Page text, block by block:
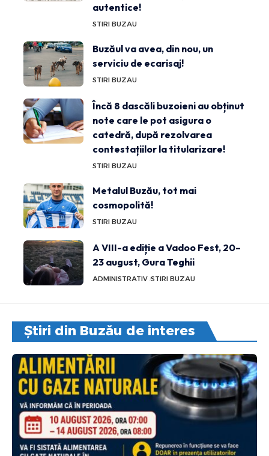
autentice!
STIRI BUZAU
Buzăul va avea, din nou, un
serviciu de ecarisaj!
STIRI BUZAU
Încă 8 dascăli buzoieni au obținut
note care le pot asigura o
catedră, după rezolvarea
contestațiilor la titularizare!
STIRI BUZAU
Metalul Buzău, tot mai
cosmopolită!
STIRI BUZAU
A VIII-a ediție a Vadoo Fest, 20–
23 august, Gura Teghii
ADMINISTRATIV STIRI BUZAU
Știri din Buzău de interes